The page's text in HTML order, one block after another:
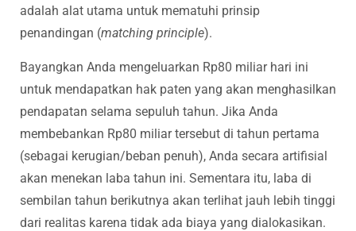
adalah alat utama untuk mematuhi prinsip
penandingan (matching principle).
Bayangkan Anda mengeluarkan Rp80 miliar hari ini
untuk mendapatkan hak paten yang akan menghasilkan
pendapatan selama sepuluh tahun. Jika Anda
membebankan Rp80 miliar tersebut di tahun pertama
(sebagai kerugian/beban penuh), Anda secara artifisial
akan menekan laba tahun ini. Sementara itu, laba di
sembilan tahun berikutnya akan terlihat jauh lebih tinggi
dari realitas karena tidak ada biaya yang dialokasikan.